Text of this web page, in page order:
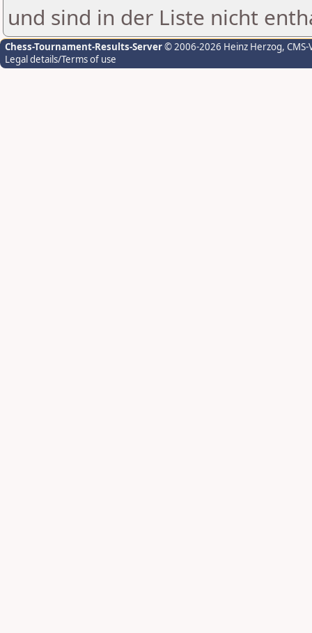
und sind in der Liste nicht
Chess-Tournament-Results-Server© 2006-2026 Heinz Herzog,
Legal details/Terms of use